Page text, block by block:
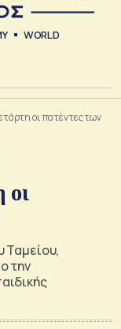
WORLD
οι πατέντες των
οι
Ταµείου,
την